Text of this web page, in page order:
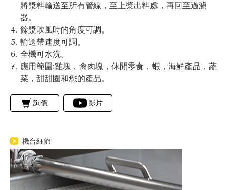
將漿料輸送至所有管線，至上漿出料處，再回至過濾
器。
餘漿吹風時的角度可調。
輸送帶速度可調。
全機可水洗。
應用範圍:雞塊，禽肉塊，休閒零食，蝦，海鮮產品，蔬
菜，甜甜圈和您的產品。
詢價 影片
機台細節